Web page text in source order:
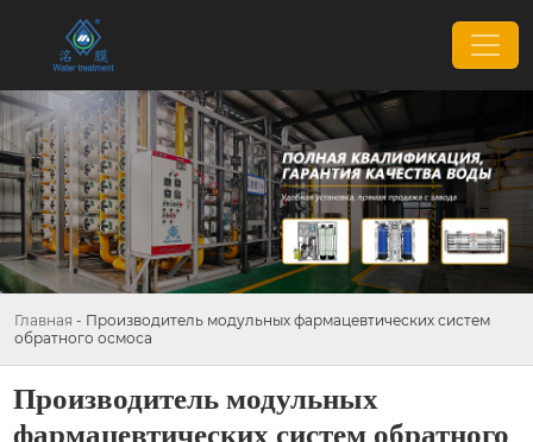
Главная - Производитель модульных фармацевтических систем
обратного осмоса
Производитель модульных
фармацевтических систем обратного